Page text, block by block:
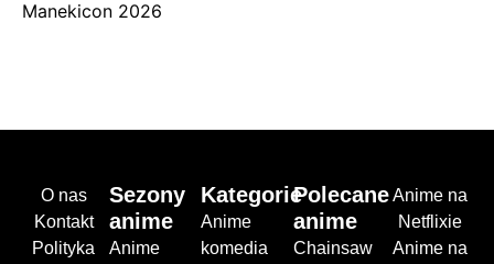
Manekicon 2026
O nas
Kontakt
Polityka
Sezony
anime
Anime
Kategorie
Anime
komedia
Polecane
anime
Chainsaw
Anime na
Netflixie
Anime na